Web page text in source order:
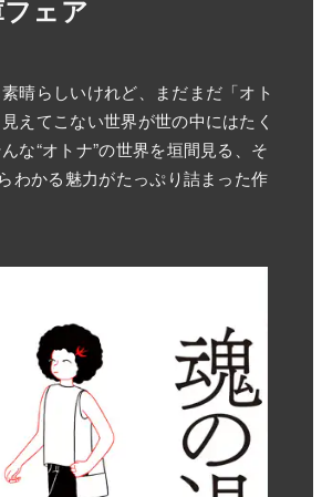
ェア
晴らしいけれど、まだまだ「オト
えてこない世界が世の中にはたく
な“オトナ”の世界を垣間見る、そ
わかる魅力がたっぷり詰まった作